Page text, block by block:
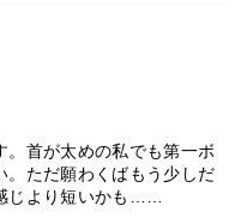
。首が太めの私でも第一ボ
。ただ願わくばもう少しだ
じより短いかも……